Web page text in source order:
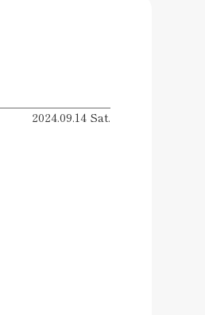
2024.09.14 Sat.